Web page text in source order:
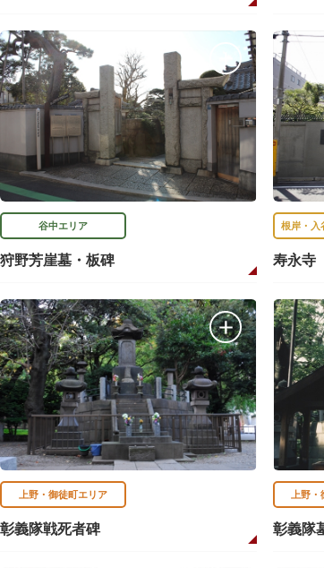
谷中エリア
狩野芳崖墓・板碑
根岸・入
寿永寺
上野・御徒町エリア
彰義隊戦死者碑
上野
彰義隊